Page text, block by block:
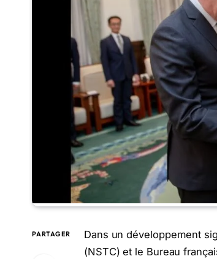
PARTAGER
Dans un développement
(NSTC) et le Bureau